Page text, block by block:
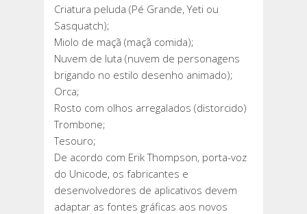
Criatura peluda (Pé Grande, Yeti ou
Sasquatch);
Miolo de maçã (maçã comida);
Nuvem de luta (nuvem de personagens
brigando no estilo desenho animado);
Orca;
Rosto com olhos arregalados (distorcido)
Trombone;
Tesouro;
De acordo com Erik Thompson, porta-voz
do Unicode, os fabricantes e
desenvolvedores de aplicativos devem
adaptar as fontes gráficas aos novos